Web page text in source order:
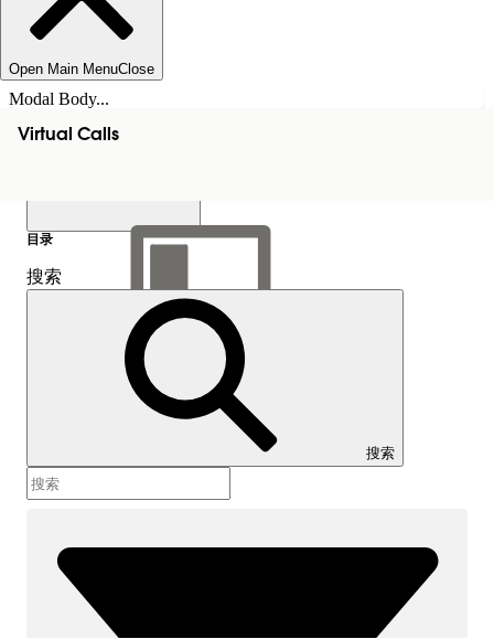
Open Main MenuClose
Modal Body...
Virtual Calls
显示目录
目录
搜索
搜索